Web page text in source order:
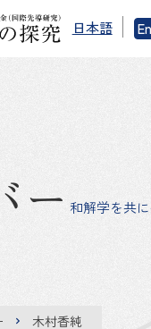
日本語
ー和解学を共
木村香純